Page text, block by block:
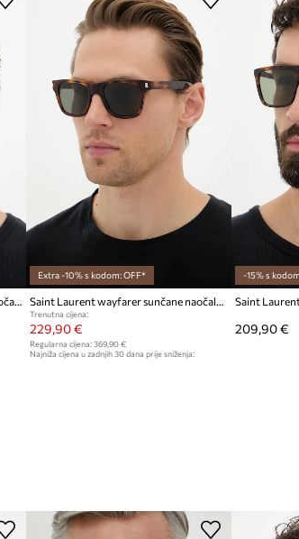
nošenja
naglasak
estetiku
odjećom
Boja proizvođača
Boja
ID Proizvoda
Extra -10% s kodom: OFF*
Trenutna cijena:
229,90 €
Regularna cijena: 369,90 €
Najniža cijena u zadnjih 30 dana prije sniženja:
-15% s
209,90 €